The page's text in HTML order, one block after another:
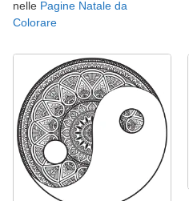
nelle Pagine Natale da
Colorare